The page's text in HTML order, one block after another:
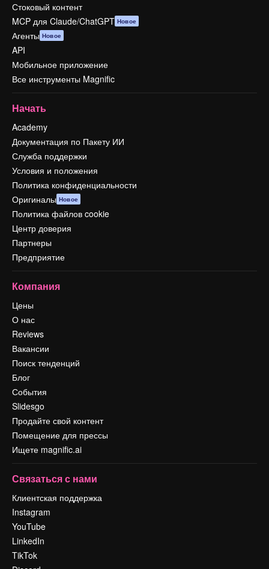
Стоковый контент
MCP для Claude/ChatGPT Новое
Агенты Новое
API
Мобильное приложение
Все инструменты Magnific
Начать
Academy
Документация по Пакету ИИ
Служба поддержки
Условия и положения
Политика конфиденциальности
Оригиналы Новое
Политика файлов cookie
Центр доверия
Партнеры
Предприятие
Компания
Цены
О нас
Reviews
Вакансии
Поиск тенденций
Блог
События
Slidesgo
Продайте свой контент
Помещение для прессы
Ищете magnific.ai
Связаться с нами
Клиентская поддержка
Instagram
YouTube
LinkedIn
TikTok